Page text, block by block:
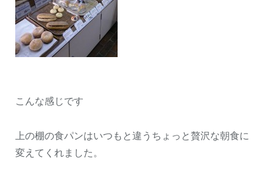
こんな感じです
上の棚の食パンはいつもと違うちょっと贅沢な朝食に
変えてくれました。